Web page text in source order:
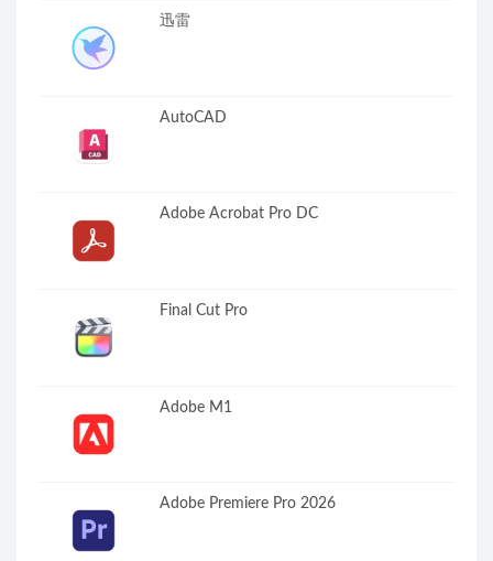
迅雷
AutoCAD
Adobe Acrobat Pro DC
Final Cut Pro
Adobe M1
Adobe Premiere Pro 2026